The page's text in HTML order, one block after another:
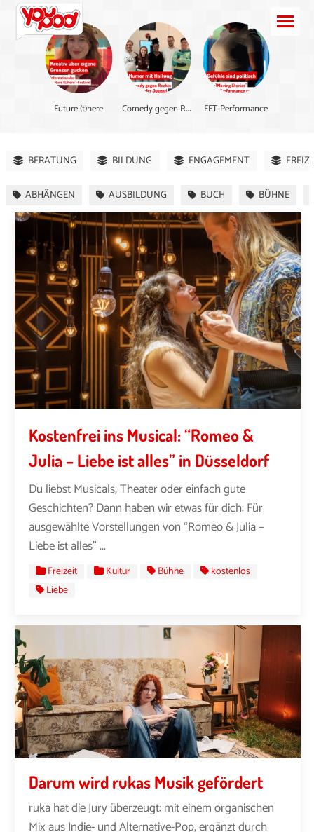
Future (t)here C
omedy gegen Rechts FFT-Performance
BERATUNG BILDUNG ENGAGEMENT
ABHÄNGEN AUSBILDUNG BUCH BÜHNE
Kostenfrei ins Musical: “Romeo &
Julia – Liebe ist alles” in Düsseldorf
Du liebst Musicals, Theater oder einfach gute
Geschichten? Dann haben wir etwas für dich: Für
ausgewählte Vorstellungen von “Romeo & Julia –
Liebe ist alles” ...
Freizeit Kultur Bühne
kostenlos
Liebe
Darum wird rukas Musik gefördert
ruka hat die Jury überzeugt: mit einem organischen
Mix aus Indie- und Alternative-Pop, ergänzt durch